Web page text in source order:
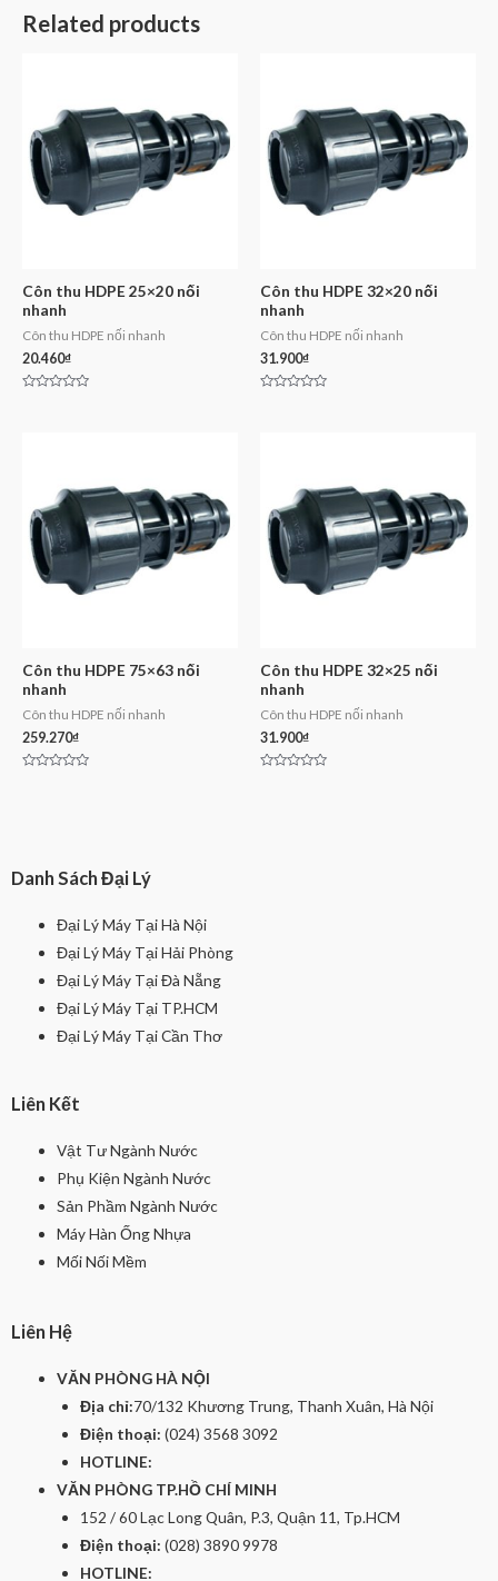
Related products
Côn thu HDPE 25×20 nối
nhanh
Côn thu HDPE nối nhanh
20.460₫
Côn thu HDPE 32×20 nối
nhanh
Côn thu HDPE nối nhanh
31.900₫
Côn thu HDPE 75×63 nối
nhanh
Côn thu HDPE nối nhanh
259.270₫
Côn thu HDPE 32×25 nối
nhanh
Côn thu HDPE nối nhanh
31.900₫
Danh Sách Đại Lý
Đại Lý Máy Tại Hà Nội
Đại Lý Máy Tại Hải Phòng
Đại Lý Máy Tại Đà Nẵng
Đại Lý Máy Tại TP.HCM
Đại Lý Máy Tại Cần Thơ
Liên Kết
Vật Tư Ngành Nước
Phụ Kiện Ngành Nước
Sản Phầm Ngành Nước
Máy Hàn Ống Nhựa
Mối Nối Mềm
Liên Hệ
VĂN PHÒNG HÀ NỘI
Địa chỉ:70/132 Khương Trung, Thanh Xuân, Hà Nội
Điện thoại: (024) 3568 3092
HOTLINE:
VĂN PHÒNG TP.HỒ CHÍ MINH
152 / 60 Lạc Long Quân, P.3, Quận 11, Tp.HCM
Điện thoại: (028) 3890 9978
HOTLINE: